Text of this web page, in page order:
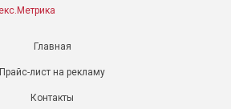
Главная
Прайс-лист на рекламу
Контакты